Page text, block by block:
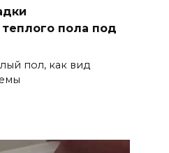
пола под
пол, как вид